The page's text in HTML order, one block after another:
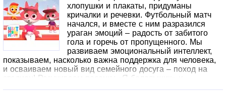
хлопушки и плакаты, придуманы
кричалки и речевки. Футбольный матч
начался, и вместе с ним разразился
ураган эмоций – радость от забитого
гола и горечь от пропущенного. Мы
развиваем эмоциональный интеллект,
показываем, насколько важна поддержка для человека,
и осваиваем новый вид семейного досуга – поход на
стадион! Разучиваем песенку «Я болельщик» и